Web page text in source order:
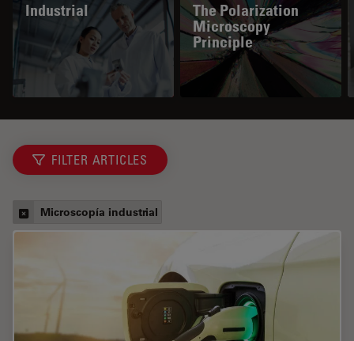
Industrial
The Polarization
Microscopy
Principle
FILTER ARTICLES
Microscopía industrial